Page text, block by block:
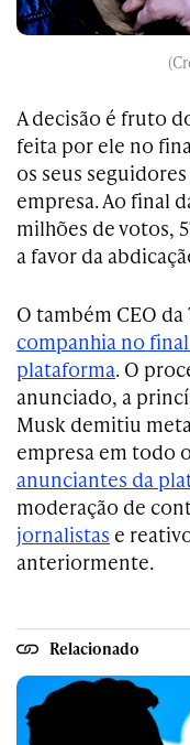
A decisão é fruto
feita por ele no
os seus
empresa. Ao final
milhões de votos,
a favor da
O também CEO da
companhia no
plataforma. O
anunciado, a
Musk demitiu
empresa em todo
anunciantes da
moderação de
jornalistas e
anteriormente.
Relacionado